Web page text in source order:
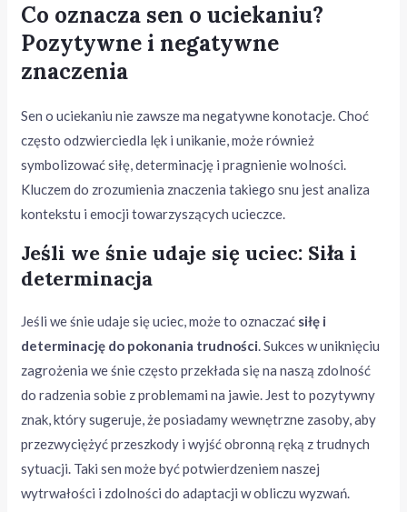
Co oznacza sen o uciekaniu?
Pozytywne i negatywne
znaczenia
Sen o uciekaniu nie zawsze ma negatywne konotacje. Choć
często odzwierciedla lęk i unikanie, może również
symbolizować siłę, determinację i pragnienie wolności.
Kluczem do zrozumienia znaczenia takiego snu jest analiza
kontekstu i emocji towarzyszących ucieczce.
Jeśli we śnie udaje się uciec: Siła i
determinacja
Jeśli we śnie udaje się uciec, może to oznaczać siłę i
determinację do pokonania trudności. Sukces w uniknięciu
zagrożenia we śnie często przekłada się na naszą zdolność
do radzenia sobie z problemami na jawie. Jest to pozytywny
znak, który sugeruje, że posiadamy wewnętrzne zasoby, aby
przezwyciężyć przeszkody i wyjść obronną ręką z trudnych
sytuacji. Taki sen może być potwierdzeniem naszej
wytrwałości i zdolności do adaptacji w obliczu wyzwań.